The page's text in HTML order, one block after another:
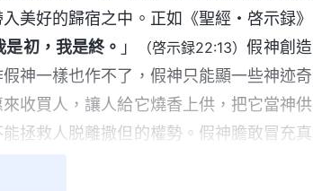
美好的歸宿之中。正如《聖經・啓示録》
初，我是終。 」 （啓示録22:13）假神創造
神一樣也作不了，假神只能顯一些神迹奇
收買人，讓人給它燒香上供，把它當神供
拯救人脱離撒但的權勢。假神膽敢冒充真